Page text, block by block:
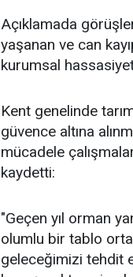
Açıklamada
yaşanan ve can
kurumsal
Kent genelinde
güvence altına
mücadele
kaydetti:
"Geçen yıl orman
olumlu bir tablo
geleceğimizi tehdit